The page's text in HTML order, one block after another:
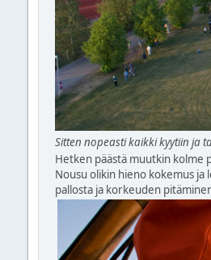
Sitten nopeasti kaikki kyytiin ja
Hetken päästä muutkin kolme
Nousu olikin hieno kokemus ja
pallosta ja korkeuden